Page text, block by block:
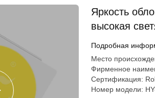
Яркость
высокая
Подробная
Место
Фирменное
Сертификация:
Номер модели: